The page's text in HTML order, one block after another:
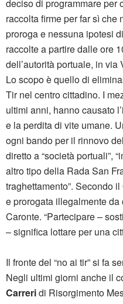
deciso di programmare per
raccolta firme per far sì
proroga e nessuna ipotesi
raccolte a partire dalle ore
dell’autorità portuale, in via
Lo scopo è quello di
Tir nel centro cittadino. I
ultimi anni, hanno causato
e la perdita di vite umane.
ogni bando per il rinnovo
diretto a “società portuali”,
altro tipo della Rada San
traghettamento”. Secondo
e prorogata illegalmente
Caronte. “Partecipare –
– significa lottare per una
Il fronte del “no ai tir” si fa
Negli ultimi giorni anche il
Carreridi Risorgimento